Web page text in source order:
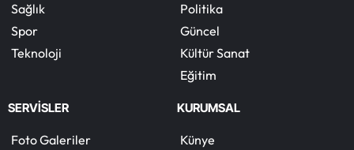
Sağlık
Spor
Teknoloji
Politika
Güncel
Kültür Sanat
Eğitim
SERVİSLER
Foto Galeriler
KURUMSAL
Künye